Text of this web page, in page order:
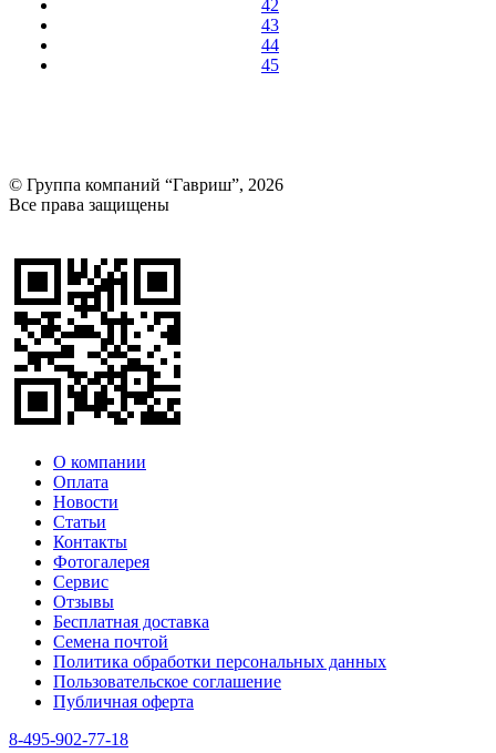
42
43
44
45
© Группа компаний “Гавриш”, 2026
Все права защищены
О компании
Оплата
Новости
Статьи
Контакты
Фотогалерея​
Сервис
Отзывы
Бесплатная доставка
Семена почтой
Политика обработки персональных данных
Пользовательское соглашение
Публичная оферта
8-495-902-77-18